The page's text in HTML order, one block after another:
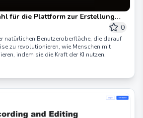
für die Plattform zur Erstellung
0
natürlichen Benutzeroberfläche, die darauf
zu revolutionieren, wie Menschen mit
indem sie die Kraft der KI nutzen.